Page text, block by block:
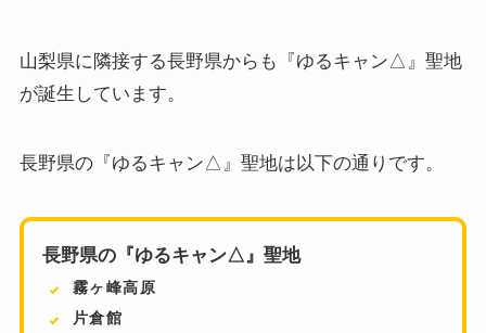
山梨県に隣接する長野県からも『ゆるキャン△』聖地
が誕生しています。
長野県の『ゆるキャン△』聖地は以下の通りです。
長野県の『ゆるキャン△』聖地
霧ヶ峰高原
片倉館